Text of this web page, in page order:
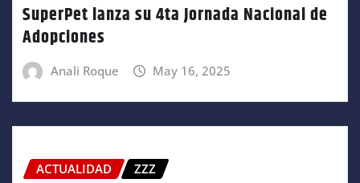
SuperPet lanza su 4ta Jornada Nacional de
Adopciones
Anali Roque May 16, 2025
ACTUALIDAD ZZZ